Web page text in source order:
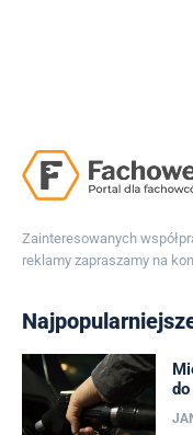
Zainteresowanych
reklamy zapraszamy na